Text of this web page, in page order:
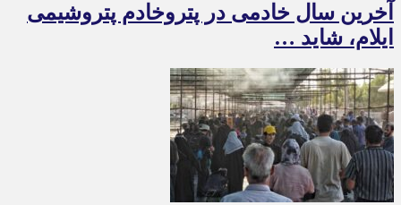
آخرین سال خادمی در پتروخادم پتروشیمی
ایلام، شاید …